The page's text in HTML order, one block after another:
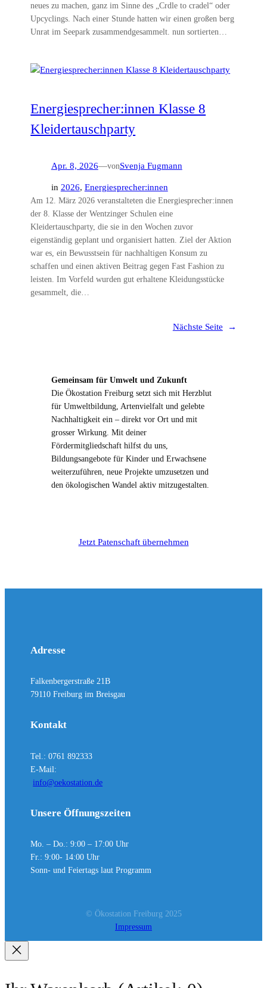
neues zu machen, ganz im Sinne des „Crdle to cradel“ oder
Upcyclings. Nach einer Stunde hatten wir einen großen berg
Unrat im Seepark zusammendgesammelt. nun sortierten…
Energiesprecher:innen Klasse 8
Kleidertauschparty
Apr. 8, 2026—vonSvenja Fugmann
in 2026, Energiesprecher:innen
Am 12. März 2026 veranstalteten die Energiesprecher:innen
der 8. Klasse der Wentzinger Schulen eine
Kleidertauschparty, die sie in den Wochen zuvor
eigenständig geplant und organisiert hatten. Ziel der Aktion
war es, ein Bewusstsein für nachhaltigen Konsum zu
schaffen und einen aktiven Beitrag gegen Fast Fashion zu
leisten. Im Vorfeld wurden gut erhaltene Kleidungsstücke
gesammelt, die…
Nächste Seite →
Gemeinsam für Umwelt und Zukunft
Die Ökostation Freiburg setzt sich mit Herzblut
für Umweltbildung, Artenvielfalt und gelebte
Nachhaltigkeit ein – direkt vor Ort und mit
grosser Wirkung. Mit deiner
Fördermitgliedschaft hilfst du uns,
Bildungsangebote für Kinder und Erwachsene
weiterzuführen, neue Projekte umzusetzen und
den ökologischen Wandel aktiv mitzugestalten.
Jetzt Patenschaft übernehmen
Adresse
Falkenbergerstraße 21B
79110 Freiburg im Breisgau
Kontakt
Tel.: 0761 892333
E-Mail:
info@oekostation.de
Unsere Öffnungszeiten
Mo. – Do.: 9:00 – 17:00 Uhr
Fr.: 9:00- 14:00 Uhr
Sonn- und Feiertags laut Programm
© Ökostation Freiburg 2025
Impressum